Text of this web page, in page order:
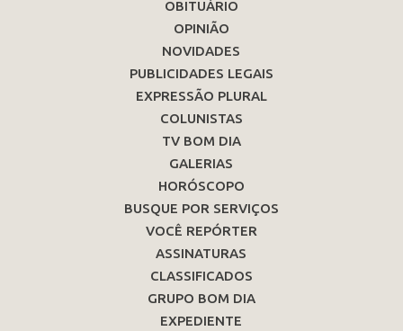
OBITUÁRIO
OPINIÃO
NOVIDADES
PUBLICIDADES LEGAIS
EXPRESSÃO PLURAL
COLUNISTAS
TV BOM DIA
GALERIAS
HORÓSCOPO
BUSQUE POR SERVIÇOS
VOCÊ REPÓRTER
ASSINATURAS
CLASSIFICADOS
GRUPO BOM DIA
EXPEDIENTE